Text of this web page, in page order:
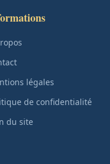
légales
de confidentialité
du site